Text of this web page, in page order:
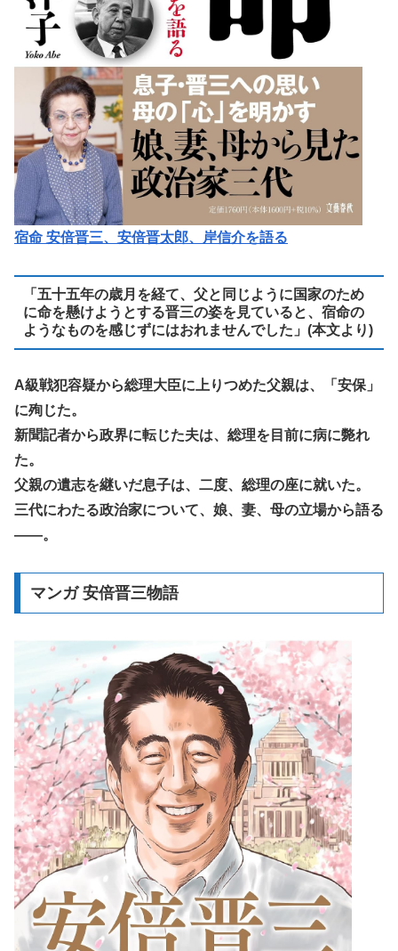
宿命 安倍晋三、安倍晋太郎、岸信介を語る
「五十五年の歳月を経て、父と同じように国家のため
に命を懸けようとする晋三の姿を見ていると、宿命の
ようなものを感じずにはおれませんでした」(本文より)
A級戦犯容疑から総理大臣に上りつめた父親は、「安保」
に殉じた。
新聞記者から政界に転じた夫は、総理を目前に病に斃れ
た。
父親の遺志を継いだ息子は、二度、総理の座に就いた。
三代にわたる政治家について、娘、妻、母の立場から語る
――。
マンガ 安倍晋三物語